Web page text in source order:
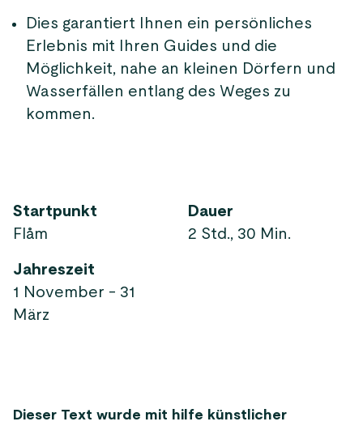
Dies garantiert Ihnen ein persönliches
Erlebnis mit Ihren Guides und die
Möglichkeit, nahe an kleinen Dörfern und
Wasserfällen entlang des Weges zu
kommen.
Startpunkt
Flåm
Dauer
2 Std., 30 Min.
Jahreszeit
1 November - 31
März
Dieser Text wurde mit hilfe künstlicher